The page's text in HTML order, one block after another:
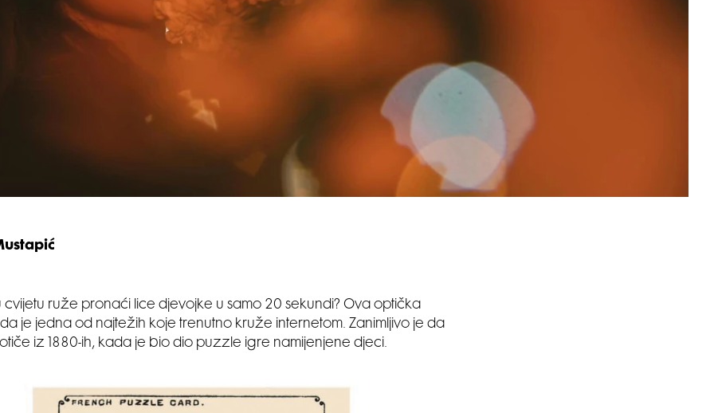
cvijetu ruže pronaći lice djevojke u samo 20 sekundi? Ova optička
je jedna od najtežih koje trenutno kruže internetom. Zanimljivo je da
iz 1880-ih, kada je bio dio puzzle igre namijenjene djeci.